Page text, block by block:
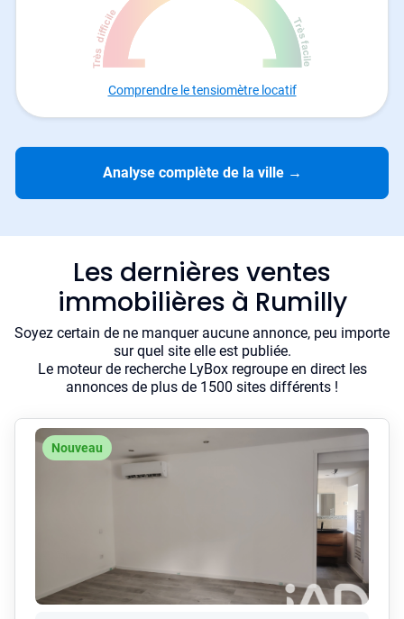
Comprendre le tensiomètre locatif
Analyse complète de la ville →
Les dernières ventes
immobilières à Rumilly
Soyez certain de ne manquer aucune annonce, peu importe
sur quel site elle est publiée.
Le moteur de recherche LyBox regroupe en direct les
annonces de plus de 1500 sites différents !
Nouveau